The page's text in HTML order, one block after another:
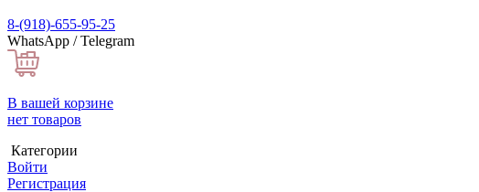
8-(918)-655-95-25
WhatsApp / Telegram
В вашей корзине
нет товаров
Категории
Войти
Регистрация